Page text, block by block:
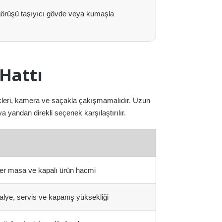
taşıyıcı gövde veya kumaşla
kamera ve saçakla çakışmamalıdır. Uzun
direkli seçenek karşılaştırılır.
masa ve kapalı ürün hacmi
servis ve kapanış yüksekliği